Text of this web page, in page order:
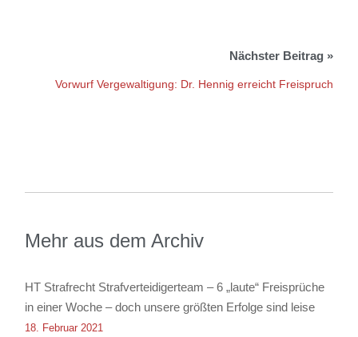
Vorwurf Vergewaltigung: Dr. Hennig erreicht Freispruch
Mehr aus dem Archiv
HT Strafrecht Strafverteidigerteam – 6 „laute“ Freisprüche
in einer Woche – doch unsere größten Erfolge sind leise
18. Februar 2021